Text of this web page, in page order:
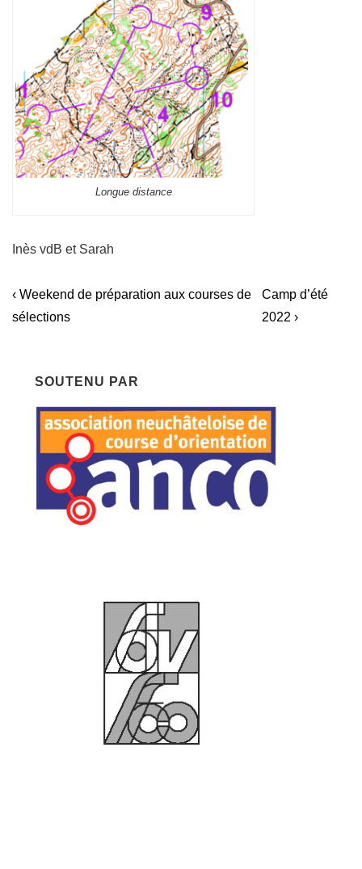
Longue distance
Inès vdB et Sarah
Navigation
de
Previous
Post
‹ Weekend de préparation aux courses de
sélections
Next
Post
Camp d’été
2022 ›
SOUTENU PAR